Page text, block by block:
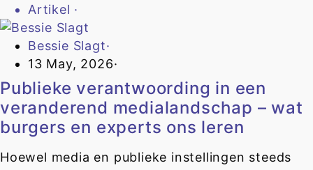
Artikel ·
Bessie Slagt·
13 May, 2026·
Publieke verantwoording in een
veranderend medialandschap – wat
burgers en experts ons leren
Hoewel media en publieke instellingen steeds